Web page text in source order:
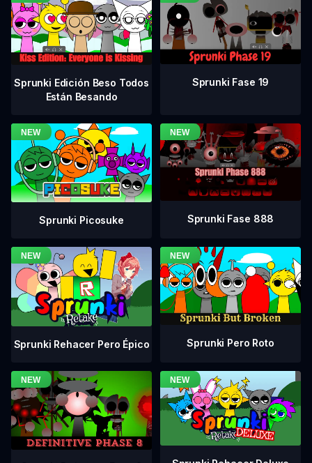
Sprunki Edición Beso Todos
Están Besando
Sprunki Fase 19
Sprunki Picosuke Sprunki Fase 888
Sprunki Rehacer Pero Épico Sprunki Pero Roto